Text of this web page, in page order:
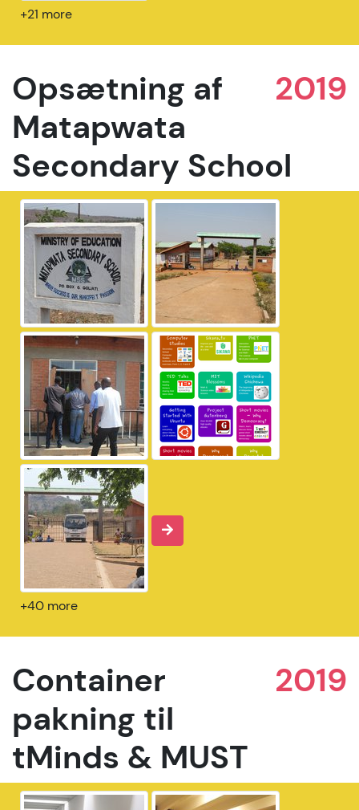
+21 more
2019
Opsætning af
Matapwata
Secondary School
+40 more
2019
Container
pakning til
tMinds & MUST